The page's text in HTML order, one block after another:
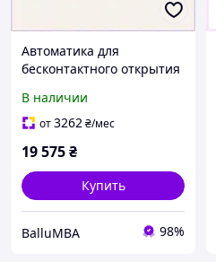
Автоматика для
бесконтактного открытия
офисах, 6835M170K
В наличии
от3262₴/мес
19 575₴
Купить
BalluMBA 98%